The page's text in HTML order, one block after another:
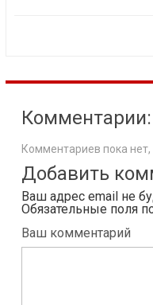
Комментарии:
Комментариев пока нет,
Добавить
Ваш адрес email не
Обязательные поля
Ваш комментарий